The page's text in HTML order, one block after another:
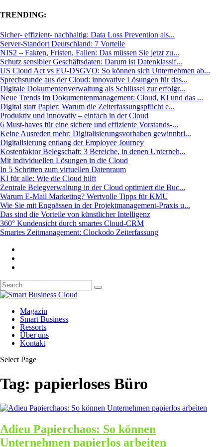
TRENDING:
Sicher- effizient- nachhaltig: Data Loss Prevention als...
Server-Standort Deutschland: 7 Vorteile
NIS2 – Fakten, Fristen, Fallen: Das müssen Sie jetzt zu...
Schutz sensibler Geschäftsdaten: Darum ist Datenklassif...
US Cloud Act vs EU-DSGVO: So können sich Unternehmen ab...
Sprechstunde aus der Cloud: innovative Lösungen für das...
Digitale Dokumentenverwaltung als Schlüssel zur erfolgr...
Neue Trends im Dokumentenmanagement: Cloud, KI und das ...
Digital statt Papier: Warum die Zeiterfassungspflicht e...
Produktiv und innovativ – einfach in der Cloud
6 Must-haves für eine sichere und effiziente Vorstands-...
Keine Ausreden mehr: Digitalisierungsvorhaben gewinnbri...
Digitalisierung entlang der Employee Journey
Kostenfaktor Belegschaft: 3 Bereiche, in denen Unterneh...
Mit individuellen Lösungen in die Cloud
In 5 Schritten zum virtuellen Datenraum
KI für alle: Wie die Cloud hilft
Zentrale Belegverwaltung in der Cloud optimiert die Buc...
Warum E-Mail Marketing? Wertvolle Tipps für KMU
Wie Sie mit Engpässen in der Projektmanagement-Praxis u...
Das sind die Vorteile von künstlicher Intelligenz
360° Kundensicht durch smartes Cloud-CRM
Smartes Zeitmanagement: Clockodo Zeiterfassung
Magazin
Smart Business
Ressorts
Über uns
Kontakt
Select Page
Tag: papierloses Büro
Adieu Papierchaos: So können
Unternehmen papierlos arbeiten